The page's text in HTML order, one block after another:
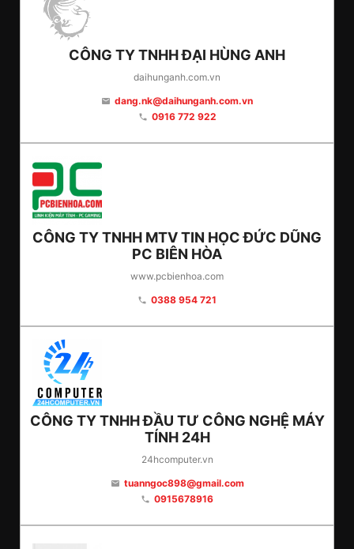
CÔNG TY TNHH ĐẠI HÙNG ANH
daihunganh.com.vn
email dang.nk@daihunganh.com.vn
phone 0916 772 922
CÔNG TY TNHH MTV TIN HỌC ĐỨC DŨNG
PC BIÊN HÒA
www.pcbienhoa.com
phone 0388 954 721
CÔNG TY TNHH ĐẦU TƯ CÔNG NGHỆ MÁY
TÍNH 24H
24hcomputer.vn
email tuanngoc898@gmail.com
phone 0915678916